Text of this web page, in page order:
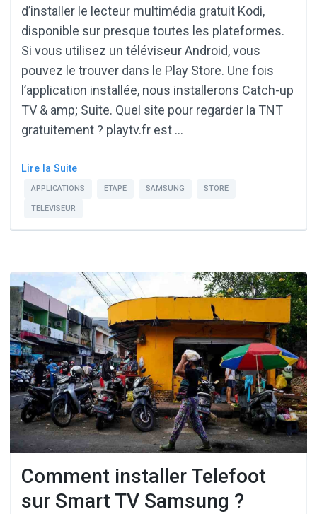
d’installer le lecteur multimédia gratuit Kodi,
disponible sur presque toutes les plateformes.
Si vous utilisez un téléviseur Android, vous
pouvez le trouver dans le Play Store. Une fois
l’application installée, nous installerons Catch-up
TV & amp; Suite. Quel site pour regarder la TNT
gratuitement ? playtv.fr est …
Lire la Suite
APPLICATIONS ETAPE SAMSUNG STORE
TELEVISEUR
Comment installer Telefoot
sur Smart TV Samsung ?